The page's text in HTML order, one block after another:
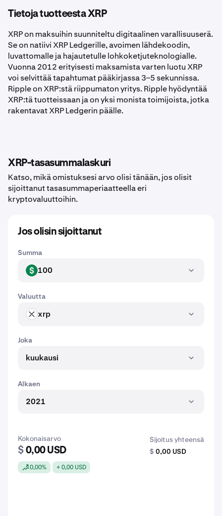
Tietoja tuotteesta XRP
XRP on maksuihin suunniteltu digitaalinen varallisuuserä.
Se on natiivi XRP Ledgerille, avoimen lähdekoodin,
luvattomalle ja hajautetulle lohkoketjuteknologialle.
Vuonna 2012 erityisesti maksamista varten luotu XRP
voi selvittää tapahtumat pääkirjassa 3–5 sekunnissa.
Ripple on XRP:stä riippumaton yritys. Ripple hyödyntää
XRP:tä tuotteissaan ja on yksi monista toimijoista, jotka
rakentavat XRP Ledgerin päälle.
XRP-tasasummalaskuri
Katso, mikä omistuksesi arvo olisi tänään, jos olisit
sijoittanut tasasummaperiaatteella eri
kryptovaluuttoihin.
Jos olisin sijoittanut
Summa
USD 100
Valuutta
XRP xrp
Joka
kuukausi
Alkaen
2021
Kokonaisarvo
$ 0,00 USD
0,00% + 0,00 USD
Sijoitus yhteensä
$ 0,00 USD